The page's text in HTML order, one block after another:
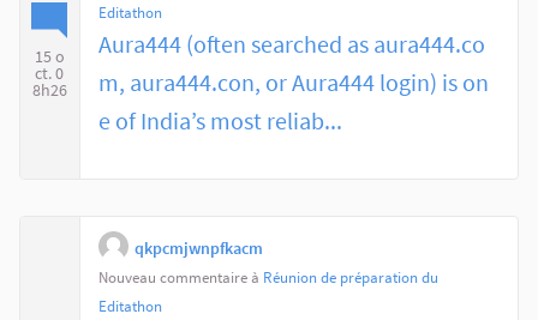
15 o
ct. 0
8h26
Editathon
Aura444 (often searched as aura444.co
m, aura444.con, or Aura444 login) is on
e of India’s most reliab...
qkpcmjwnpfkacm
Nouveau commentaire à Réunion de préparation du
Editathon